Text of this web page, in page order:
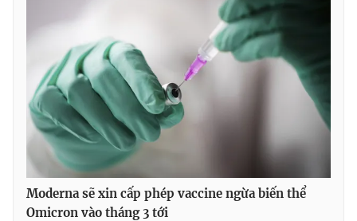
Moderna sẽ xin cấp phép vaccine ngừa biến thể
Omicron vào tháng 3 tới